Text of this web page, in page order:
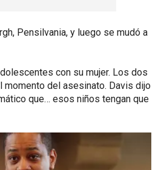
Pensilvania, y luego se mudó a
con su mujer. Los dos
momento del asesinato. Davis dijo
que… esos niños tengan que